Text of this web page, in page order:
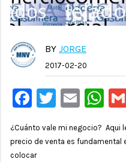
BY JORGE
2017-02-20
Facebook
Twitter
¿Cuánto vale mi negocio? Aqui
precio de venta es fundamental
colocar